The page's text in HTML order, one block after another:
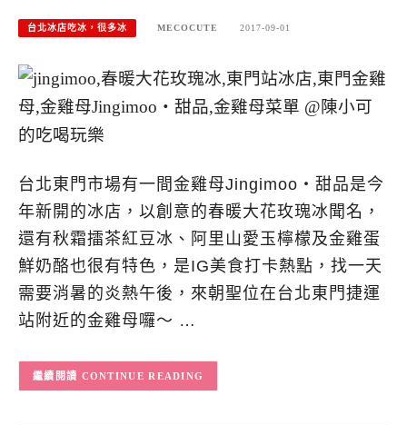
台北冰店吃冰，很多冰 MECOCUTE 2017-09-01
台北東門市場有一間金雞母Jingimoo・甜品是今
年新開的冰店，以創意的春暖大花玫瑰冰聞名，
還有秋霜擂茶紅豆冰、阿里山愛玉檸檬及金雞蛋
鮮奶酪也很有特色，是IG美食打卡熱點，找一天
需要消暑的炎熱午後，來朝聖位在台北東門捷運
站附近的金雞母囉～ …
CONTINUE READING